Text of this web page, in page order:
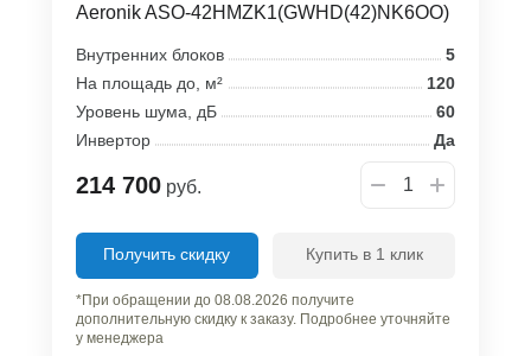
Aeronik ASO-42HMZK1(GWHD(42)NK6OO)
Внутренних блоков
5
На площадь до, м²
120
Уровень шума, дБ
60
Инвертор
Да
214 700 руб.
Получить скидку Купить в 1 клик
*При обращении до 08.08.2026 получите
дополнительную скидку к заказу. Подробнее уточняйте
у менеджера